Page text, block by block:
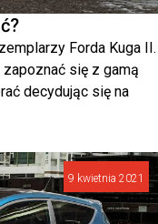
Forda Kuga II.
się z gamą
decydując się na
9 kwietnia 2021